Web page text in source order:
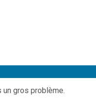
gros problème.